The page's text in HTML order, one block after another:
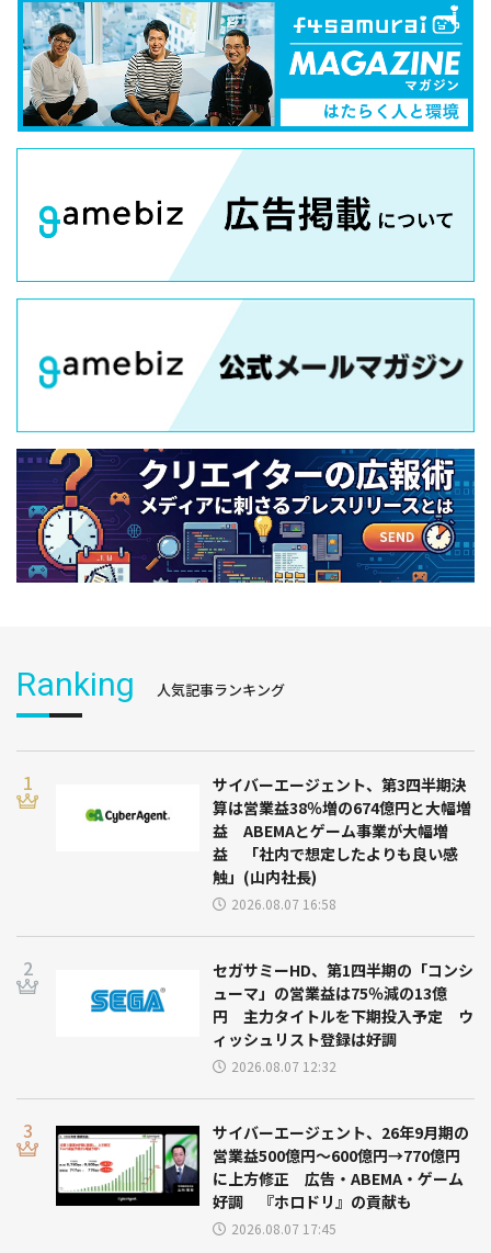
Ranking 人気記事ランキング
サイバーエージェント、第3四半期決
算は営業益38％増の674億円と大幅増
益 ABEMAとゲーム事業が大幅増
益 「社内で想定したよりも良い感
触」(山内社長)
2026.08.07 16:58
セガサミーHD、第1四半期の「コンシ
ューマ」の営業益は75％減の13億
円 主力タイトルを下期投入予定 ウ
ィッシュリスト登録は好調
2026.08.07 12:32
サイバーエージェント、26年9月期の
営業益500億円～600億円→770億円
に上方修正 広告・ABEMA・ゲーム
好調 『ホロドリ』の貢献も
2026.08.07 17:45